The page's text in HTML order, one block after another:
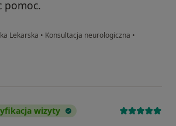
pomoc.
Lekarska • Konsultacja neurologiczna •
wizyty